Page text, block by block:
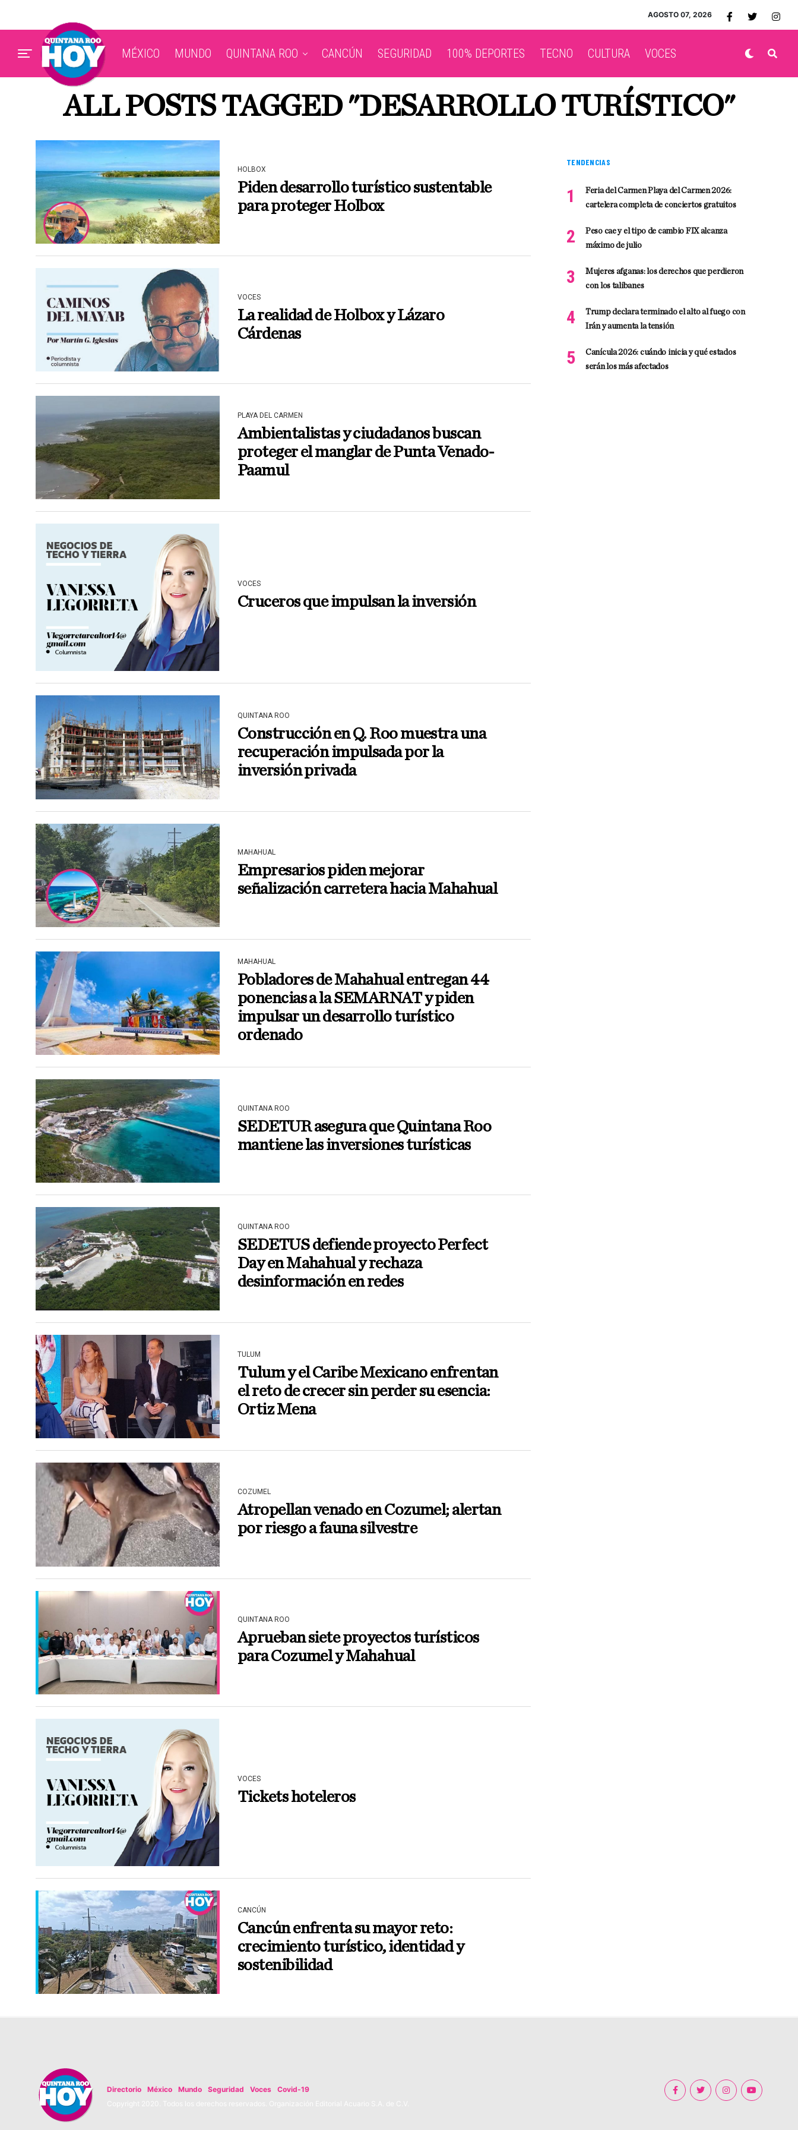
AGOSTO 07, 2026
MÉXICO MUNDO QUINTANA ROO CANCÚN SEGURIDAD 100% DEPORTES TECNO CULTURA VOCES
ALL POSTS TAGGED "DESARROLLO TURÍSTICO"
HOLBOX
Piden desarrollo turístico sustentable
para proteger Holbox
VOCES
La realidad de Holbox y Lázaro
Cárdenas
PLAYA DEL CARMEN
Ambientalistas y ciudadanos buscan
proteger el manglar de Punta Venado-
Paamul
VOCES
Cruceros que impulsan la inversión
QUINTANA ROO
Construcción en Q. Roo muestra una
recuperación impulsada por la
inversión privada
MAHAHUAL
Empresarios piden mejorar
señalización carretera hacia Mahahual
MAHAHUAL
Pobladores de Mahahual entregan 44
ponencias a la SEMARNAT y piden
impulsar un desarrollo turístico
ordenado
QUINTANA ROO
SEDETUR asegura que Quintana Roo
mantiene las inversiones turísticas
QUINTANA ROO
SEDETUS defiende proyecto Perfect
Day en Mahahual y rechaza
desinformación en redes
TULUM
Tulum y el Caribe Mexicano enfrentan
el reto de crecer sin perder su esencia:
Ortiz Mena
COZUMEL
Atropellan venado en Cozumel; alertan
por riesgo a fauna silvestre
QUINTANA ROO
Aprueban siete proyectos turísticos
para Cozumel y Mahahual
VOCES
Tickets hoteleros
CANCÚN
Cancún enfrenta su mayor reto:
crecimiento turístico, identidad y
sostenibilidad
TENDENCIAS
Feria del Carmen Playa del Carmen 2026:
cartelera completa de conciertos gratuitos
Peso cae y el tipo de cambio FIX alcanza
máximo de julio
Mujeres afganas: los derechos que perdieron
con los talibanes
Trump declara terminado el alto al fuego con
Irán y aumenta la tensión
Canícula 2026: cuándo inicia y qué estados
serán los más afectados
Directorio México Mundo Seguridad Voces
Covid-19